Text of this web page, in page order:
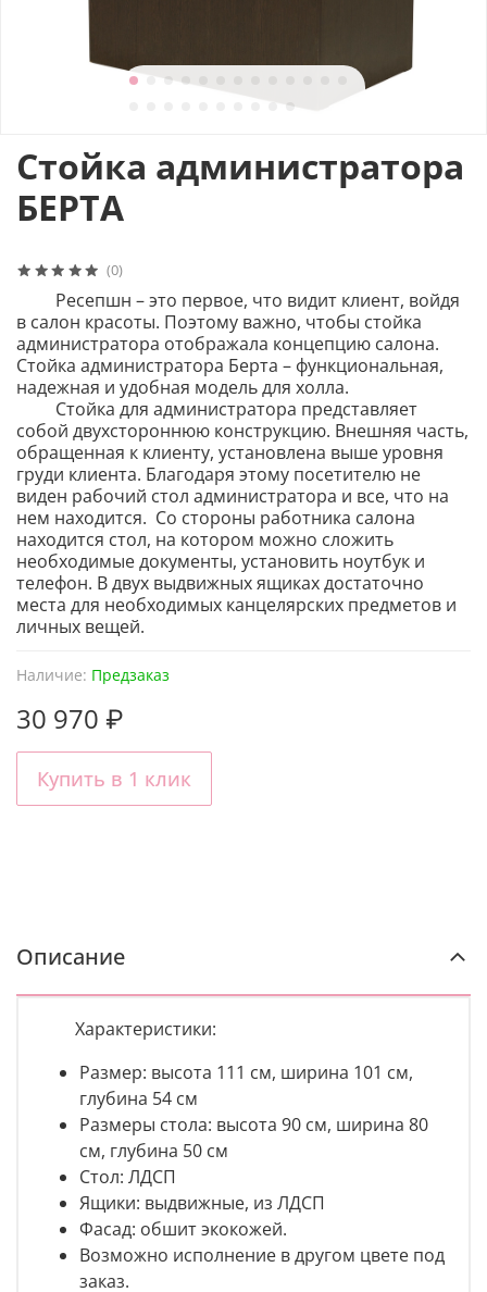
(0)
Наличие: Предзаказ
Стойка администратора
БЕРТА
30 970 ₽
Купить в 1 клик
Ресепшн – это первое, что видит клиент, войдя
в салон красоты. Поэтому важно, чтобы стойка
администратора отображала концепцию салона.
Стойка администратора Берта – функциональная,
надежная и удобная модель для холла.
Стойка для администратора представляет
собой двухстороннюю конструкцию. Внешняя часть,
обращенная к клиенту, установлена выше уровня
груди клиента. Благодаря этому посетителю не
виден рабочий стол администратора и все, что на
нем находится. Со стороны работника салона
находится стол, на котором можно сложить
необходимые документы, установить ноутбук и
телефон. В двух выдвижных ящиках достаточно
места для необходимых канцелярских предметов и
личных вещей.
Описание
Характеристики:
Размер: высота 111 см, ширина 101 см,
глубина 54 см
Размеры стола: высота 90 см, ширина 80
см, глубина 50 см
Стол: ЛДСП
Ящики: выдвижные, из ЛДСП
Фасад: обшит экокожей.
Возможно исполнение в другом цвете под
заказ.